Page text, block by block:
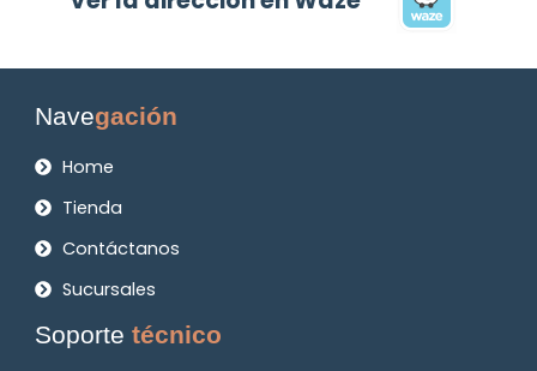
Navegación
Home
Tienda
Contáctanos
Sucursales
Soportetécnico